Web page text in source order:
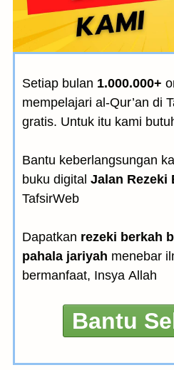
Setiap bulan 1.000.000+
mempelajari al-Qur’an di
gratis. Untuk itu kami
Bantu keberlangsungan
buku digital Jalan Rezeki
TafsirWeb
Dapatkan rezeki berkah
pahala jariyah menebar
bermanfaat, Insya Allah
Bantu